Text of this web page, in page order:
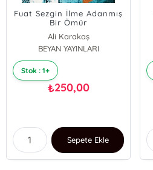
Fuat Sezgin İlme Adanmış
Bir Ömür
Ali Karakaş
BEYAN YAYINLARI
Stok : 1+
₺250,00
Sepete Ekle